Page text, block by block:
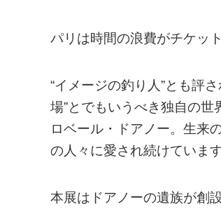
パリは時間の浪費がチケッ
“イメージの釣り人”とも評
場”とでもいうべき独自の
ロベール・ドアノー。生来
の人々に愛され続けています
本展はドアノーの遺族が創